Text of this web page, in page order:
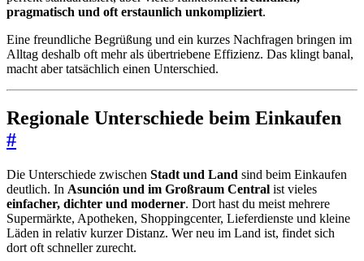
pragmatisch und oft erstaunlich unkompliziert.
Eine freundliche Begrüßung und ein kurzes Nachfragen bringen im
Alltag deshalb oft mehr als übertriebene Effizienz. Das klingt banal,
macht aber tatsächlich einen Unterschied.
Regionale Unterschiede beim Einkaufen
#
Die Unterschiede zwischen Stadt und Land sind beim Einkaufen
deutlich. In Asunción und im Großraum Central ist vieles
einfacher, dichter und moderner. Dort hast du meist mehrere
Supermärkte, Apotheken, Shoppingcenter, Lieferdienste und kleine
Läden in relativ kurzer Distanz. Wer neu im Land ist, findet sich
dort oft schneller zurecht.